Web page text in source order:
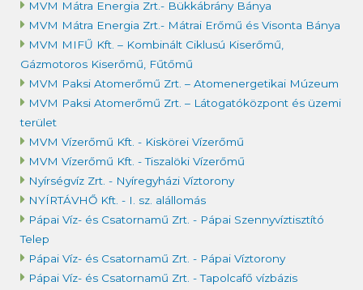
MVM Mátra Energia Zrt.- Bükkábrány Bánya
MVM Mátra Energia Zrt.- Mátrai Erőmű és Visonta Bánya
MVM MIFŰ Kft. – Kombinált Ciklusú Kiserőmű,
Gázmotoros Kiserőmű, Fűtőmű
MVM Paksi Atomerőmű Zrt. – Atomenergetikai Múzeum
MVM Paksi Atomerőmű Zrt. – Látogatóközpont és üzemi
terület
MVM Vízerőmű Kft. - Kiskörei Vízerőmű
MVM Vízerőmű Kft. - Tiszalöki Vízerőmű
Nyírségvíz Zrt. - Nyíregyházi Víztorony
NYÍRTÁVHŐ Kft. - I. sz. alállomás
Pápai Víz- és Csatornamű Zrt. - Pápai Szennyvíztisztító
Telep
Pápai Víz- és Csatornamű Zrt. - Pápai Víztorony
Pápai Víz- és Csatornamű Zrt. - Tapolcafő vízbázis